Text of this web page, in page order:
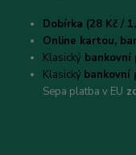
Dobírka (28 Kč /
Online kartou,
Klasický bankovní
Klasický bankovní
Sepa platba v EU